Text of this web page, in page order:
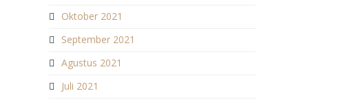
Oktober 2021
September 2021
Agustus 2021
Juli 2021